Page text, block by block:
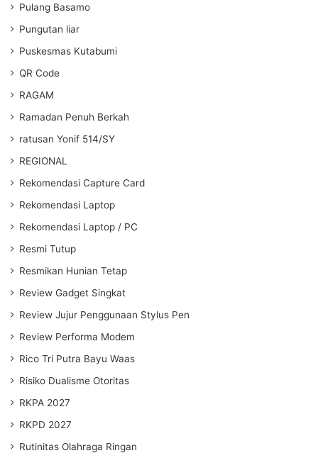
Pulang Basamo
Pungutan liar
Puskesmas Kutabumi
QR Code
RAGAM
Ramadan Penuh Berkah
ratusan Yonif 514/SY
REGIONAL
Rekomendasi Capture Card
Rekomendasi Laptop
Rekomendasi Laptop / PC
Resmi Tutup
Resmikan Hunian Tetap
Review Gadget Singkat
Review Jujur Penggunaan Stylus Pen
Review Performa Modem
Rico Tri Putra Bayu Waas
Risiko Dualisme Otoritas
RKPA 2027
RKPD 2027
Rutinitas Olahraga Ringan